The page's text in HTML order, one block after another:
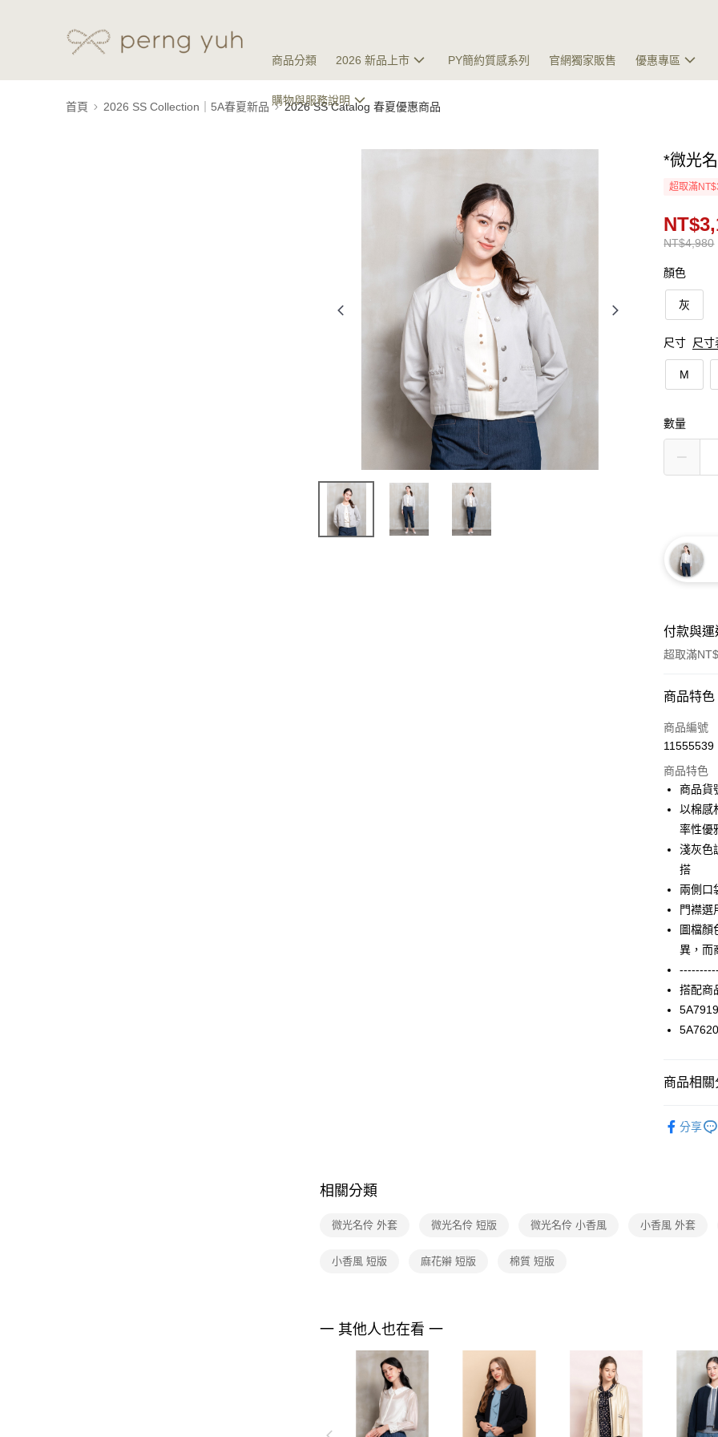
商品分類 2026 新品上市 PY簡約質感系列 官網獨家販售 優惠專區
購物與服務說明
首頁 2026 SS Collection｜5A春夏新品 2026 SS Catalog 春夏優惠商品
*微光
超取滿
NT$4,980
顏色
灰
尺寸 尺寸
M
數量
付款與
超取滿
付款方式
信用卡一
3 期
合作金
華南商
國泰世
臺灣中
匯豐（
聯邦商
元大商
台新國
台灣樂
LINE Pay
街口支付
相關說明
【關於「
AFTEE
２．便利
３．安心
【「
２．訂單
※ 請注意
絡購買商
【注意事
４．使用
即時審查
結果請求
５．嚴禁
形，恩沛
動。
ATM付款
運送方式
付款後全
付款後7-
黑貓宅配
付款後門
商品特色
商品編號
11555539
商品特色
商品貨
以棉感
率性優
淺灰色
搭
兩側口
門襟選
圖檔顏
異，而
搭配商
商品相關
品 分享
相關分類
微光名伶 外套 微光名伶 短版 微光名伶 小香風 小香風 外套
小香風 短版 麻花辮 短版 棉質 短版
一 其他人也在看 一